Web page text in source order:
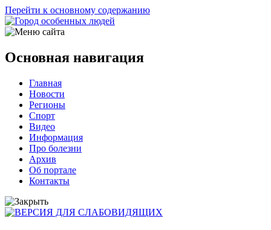
Перейти к основному содержанию
Основная навигация
Главная
Новости
Регионы
Спорт
Видео
Информация
Про болезни
Архив
Об портале
Контакты